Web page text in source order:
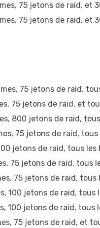
75 jetons de raid, et
75 jetons de raid, et
75 jetons de raid,
75 jetons de raid, et
800 jetons de raid,
75 jetons de raid,
jetons de raid, tous les
75 jetons de raid, tous
75 jetons de raid, tous
100 jetons de raid, tous
100 jetons de raid, tous
75 jetons de raid, et